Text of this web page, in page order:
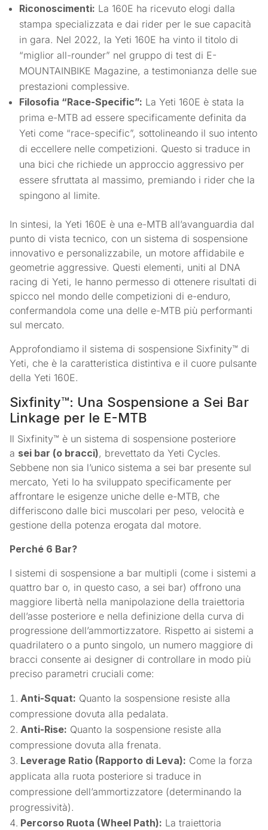
Riconoscimenti: La 160E ha ricevuto elogi dalla
stampa specializzata e dai rider per le sue capacità
in gara. Nel 2022, la Yeti 160E ha vinto il titolo di
“miglior all-rounder” nel gruppo di test di E-
MOUNTAINBIKE Magazine, a testimonianza delle sue
prestazioni complessive.
Filosofia “Race-Specific”: La Yeti 160E è stata la
prima e-MTB ad essere specificamente definita da
Yeti come “race-specific”, sottolineando il suo intento
di eccellere nelle competizioni. Questo si traduce in
una bici che richiede un approccio aggressivo per
essere sfruttata al massimo, premiando i rider che la
spingono al limite.
In sintesi, la Yeti 160E è una e-MTB all’avanguardia dal
punto di vista tecnico, con un sistema di sospensione
innovativo e personalizzabile, un motore affidabile e
geometrie aggressive. Questi elementi, uniti al DNA
racing di Yeti, le hanno permesso di ottenere risultati di
spicco nel mondo delle competizioni di e-enduro,
confermandola come una delle e-MTB più performanti
sul mercato.
Approfondiamo il sistema di sospensione Sixfinity™ di
Yeti, che è la caratteristica distintiva e il cuore pulsante
della Yeti 160E.
Sixfinity™: Una Sospensione a Sei Bar
Linkage per le E-MTB
Il Sixfinity™ è un sistema di sospensione posteriore
a sei bar (o bracci), brevettato da Yeti Cycles.
Sebbene non sia l’unico sistema a sei bar presente sul
mercato, Yeti lo ha sviluppato specificamente per
affrontare le esigenze uniche delle e-MTB, che
differiscono dalle bici muscolari per peso, velocità e
gestione della potenza erogata dal motore.
Perché 6 Bar?
I sistemi di sospensione a bar multipli (come i sistemi a
quattro bar o, in questo caso, a sei bar) offrono una
maggiore libertà nella manipolazione della traiettoria
dell’asse posteriore e nella definizione della curva di
progressione dell’ammortizzatore. Rispetto ai sistemi a
quadrilatero o a punto singolo, un numero maggiore di
bracci consente ai designer di controllare in modo più
preciso parametri cruciali come:
Anti-Squat: Quanto la sospensione resiste alla
compressione dovuta alla pedalata.
Anti-Rise: Quanto la sospensione resiste alla
compressione dovuta alla frenata.
Leverage Ratio (Rapporto di Leva): Come la forza
applicata alla ruota posteriore si traduce in
compressione dell’ammortizzatore (determinando la
progressività).
Percorso Ruota (Wheel Path): La traiettoria